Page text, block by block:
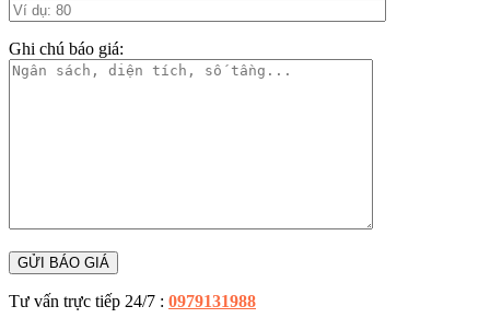
Ghi chú báo giá:
Tư vấn trực tiếp 24/7 : 0979131988